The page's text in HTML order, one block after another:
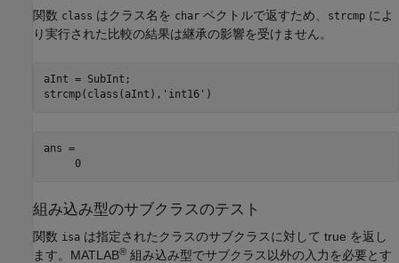
関数 class はクラス名を char ベクトルで返すため、 strcmp によ
り実行された比較の結果は継承の影響を受けません。
aInt = SubInt;
strcmp(class(aInt), 'int16'
ans =
     0
組み込み型のサブクラスのテスト
関数 isa は指定されたクラスのサブクラスに対して true を返し
ます。MATLAB® 組み込み型でサブクラス以外の入力を必要とす